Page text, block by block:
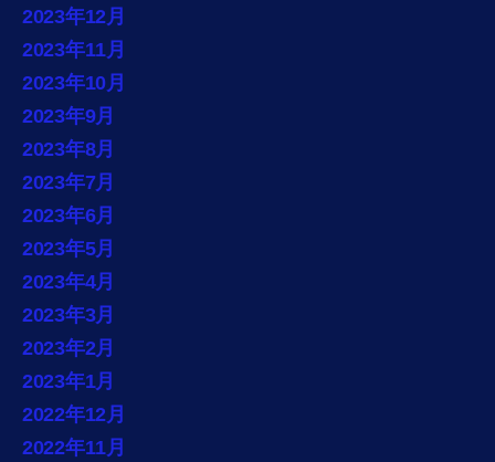
2023年12月
2023年11月
2023年10月
2023年9月
2023年8月
2023年7月
2023年6月
2023年5月
2023年4月
2023年3月
2023年2月
2023年1月
2022年12月
2022年11月